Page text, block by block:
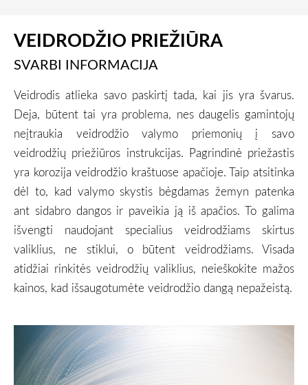
VEIDRODŽIO PRIEŽIŪRA
SVARBI INFORMACIJA
Veidrodis atlieka savo paskirtį tada, kai jis yra švarus.
Deja, būtent tai yra problema, nes daugelis gamintojų
neįtraukia veidrodžio valymo priemonių į savo
veidrodžių priežiūros instrukcijas. Pagrindinė priežastis
yra korozija veidrodžio kraštuose apačioje. Taip atsitinka
dėl to, kad valymo skystis bėgdamas žemyn patenka
ant sidabro dangos ir paveikia ją iš apačios. To galima
išvengti naudojant specialius veidrodžiams skirtus
valiklius, ne stiklui, o būtent veidrodžiams. Visada
atidžiai rinkitės veidrodžių valiklius, neieškokite mažos
kainos, kad išsaugotumėte veidrodžio dangą nepažeistą.